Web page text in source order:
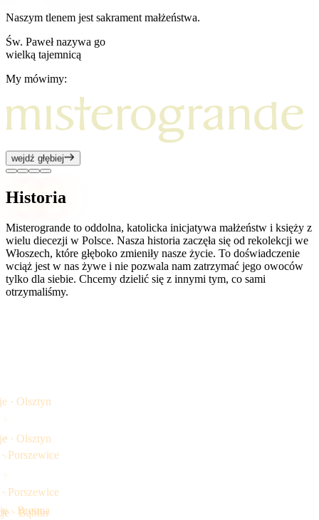
Naszym tlenem jest sakrament małżeństwa.
Św. Paweł nazywa go
wielką tajemnicą
My mówimy:
wejdź głębiej
Historia
Misterogrande to oddolna, katolicka inicjatywa małżeństw i księży z
wielu diecezji w Polsce. Nasza historia zaczęła się od rekolekcji we
Włoszech, które głęboko zmieniły nasze życie. To doświadczenie
wciąż jest w nas żywe i nie pozwala nam zatrzymać jego owoców
tylko dla siebie. Chcemy dzielić się z innymi tym, co sami
otrzymaliśmy.
· Olsztyn
Porszewice
· Olsztyn
Porszewice
· Brenna
· Bąblin